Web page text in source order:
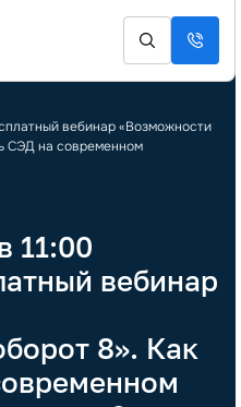
вебинар «Возможности
СЭД на современном
11:00
вебинар
8». Как